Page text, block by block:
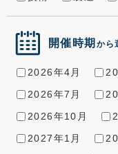
開催時期 から
2026年4月
2026年7月
2026年10月
2027年1月